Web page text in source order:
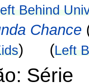
Behind
Chance
) (Left
Série